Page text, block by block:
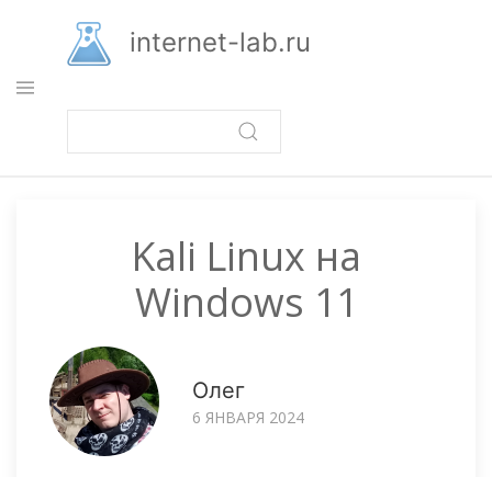
основному
содержанию
internet-lab.ru
Kali Linux на
Windows 11
Олег
6 ЯНВАРЯ 2024